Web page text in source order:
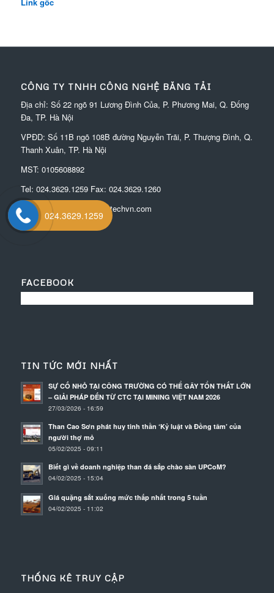
Link gốc
CÔNG TY TNHH CÔNG NGHỆ BĂNG TẢI
Địa chỉ: Số 22 ngõ 91 Lương Đình Của, P. Phương Mai, Q. Đống
Đa, TP. Hà Nội
VPĐD: Số 11B ngõ 108B đường Nguyễn Trãi, P. Thượng Đình, Q.
Thanh Xuân, TP. Hà Nội
MST: 0105608892
Tel: 024.3629.1259Fax: 024.3629.1260
Email:
tranngoc@conveytechvn.com
FACEBOOK
TIN TỨC MỚI NHẤT
SỰ CỐ NHỎ TẠI CÔNG TRƯỜNG CÓ THỂ GÂY TỔN THẤT LỚN
– GIẢI PHÁP ĐẾN TỪ CTC TẠI MINING VIỆT NAM 2026
27/03/2026 - 16:59
Than Cao Sơn phát huy tinh thần ‘Kỷ luật và Đồng tâm’ của
người thợ mỏ
05/02/2025 - 09:11
Biết gì về doanh nghiệp than đá sắp chào sàn UPCoM?
04/02/2025 - 15:04
Giá quặng sắt xuống mức thấp nhất trong 5 tuần
04/02/2025 - 11:02
THỐNG KÊ TRUY CẬP
024.3629.1259